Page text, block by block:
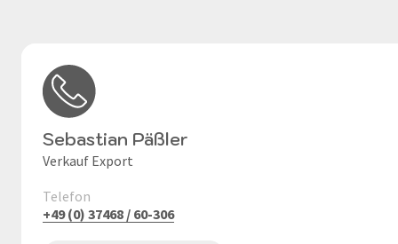
Sebastian Päßler
Verkauf Export
Telefon
+49 (0) 37468 / 60-306